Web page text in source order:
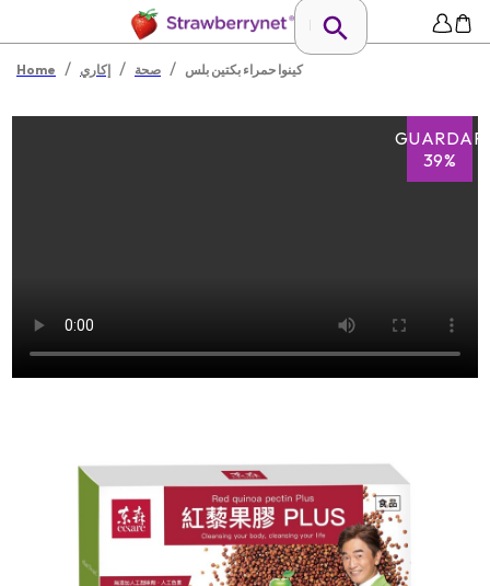
Home / إكاري / صحة / كينوا حمراء بكتين بلس
GUARDAR
39%